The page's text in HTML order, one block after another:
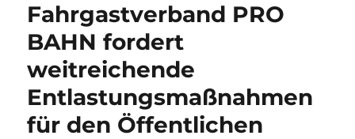
Fahrgastverband PRO
BAHN fordert
weitreichende
Entlastungsmaßnahmen
für den Öffentlichen